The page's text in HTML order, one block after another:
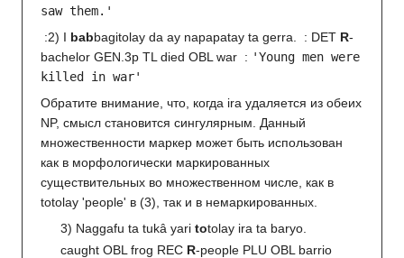
saw them.'
:2) I babbagitolay da ay napapatay ta gerra. : DET R-
bachelor GEN.3p TL died OBL war : 'Young men were
killed in war'
Обратите внимание, что, когда ira удаляется из обеих
NP, смысл становится сингулярным. Данный
множественности маркер может быть использован
как в морфологически маркированных
существительных во множественном числе, как в
totolay 'people' в (3), так и в немаркированных.
3) Naggafu ta tukâ yaritotolay ira ta baryo.
caught OBL frog REC R-people PLU OBL barrio